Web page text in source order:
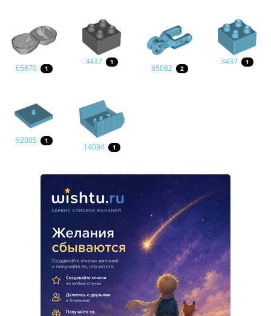
65870 1
3437 1
65082 2
3437 1
92005 1
14094 1